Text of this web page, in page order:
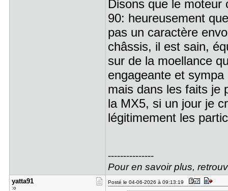
Disons que le
90: heureusement
pas un caractère
châssis, il est sain,
sur de la moellance
engageante et
mais dans les faits je
la MX5, si un jour je
légitimement les
---------------
Pour en savoir plus,
yatta91
:o
Posté le 04-06-2026 à 09:13:19